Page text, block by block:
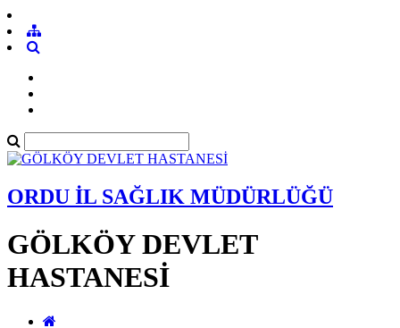
ORDU İL SAĞLIK MÜDÜRLÜĞÜ
GÖLKÖY DEVLET
HASTANESİ